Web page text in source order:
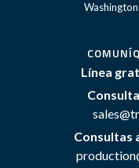
Línea
Consultas